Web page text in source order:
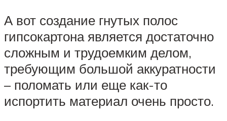
А вот создание гнутых полос
гипсокартона является достаточно
сложным и трудоемким делом,
требующим большой аккуратности
– поломать или еще как-то
испортить материал очень просто.